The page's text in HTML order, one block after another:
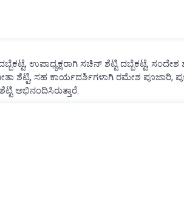
ಉಪಾಧ್ಯಕ್ಷರಾಗಿ ಸಚಿನ್ ಶೆಟ್ಟಿ ದಬ್ಬೆಕಟ್ಟೆ,
ಶೆಟ್ಟಿ, ಸಹ ಕಾರ್ಯದರ್ಶಿಗಳಾಗಿ ರಮೇಶ ಪೂಜಾರಿ,
ಅಭಿನಂದಿಸಿರುತ್ತಾರೆ.